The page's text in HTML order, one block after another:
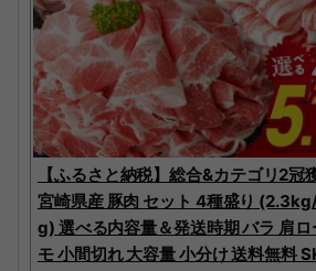
【ふるさと納税】総合&カテゴリ2冠
宮崎県産 豚肉 セット 4種盛り
g) 選べる内容量＆発送時期 バラ 肩ロ
モ 小間切れ 大容量 小分け 送料無料